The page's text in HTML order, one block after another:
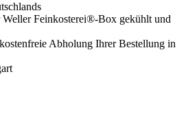
Weller Feinkosterei®-Box gekühlt und
Abholung Ihrer Bestellung in